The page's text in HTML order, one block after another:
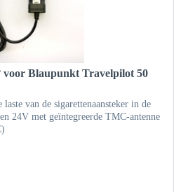
voor Blaupunkt Travelpilot 50
van de sigarettenaansteker in de
24V met geïntegreerde TMC-antenne